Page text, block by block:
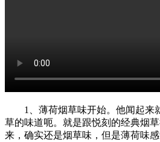
1、薄荷烟草味开始。他闻起来
草的味道呃。就是跟悦刻的经典烟
来，确实还是烟草味，但是薄荷味